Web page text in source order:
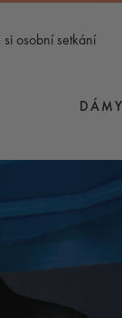
si osobní setkání
DÁMY